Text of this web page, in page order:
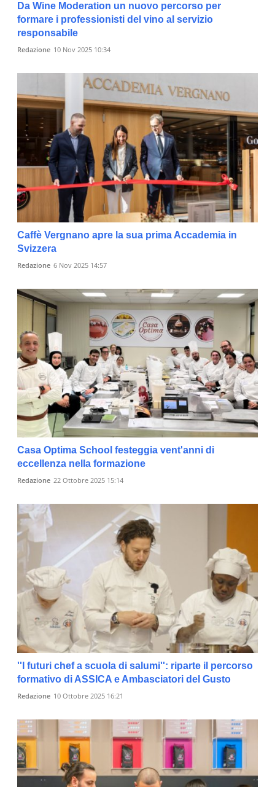
Da Wine Moderation un nuovo percorso per
formare i professionisti del vino al servizio
responsabile
Redazione 10 Nov 2025 10:34
Caffè Vergnano apre la sua prima Accademia in
Svizzera
Redazione 6 Nov 2025 14:57
Casa Optima School festeggia vent'anni di
eccellenza nella formazione
Redazione 22 Ottobre 2025 15:14
''I futuri chef a scuola di salumi'': riparte il percorso
formativo di ASSICA e Ambasciatori del Gusto
Redazione 10 Ottobre 2025 16:21